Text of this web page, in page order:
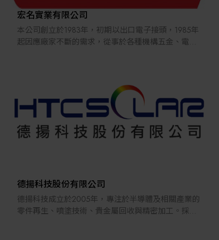
宏名實業有限公司
本公司創立於1983年，初期以出口電子接頭，1985年
起因應廠家不斷的需求，從事於各種機構五金、電子
相輔相成，達到客戶產品附加價值及利潤提升，滿足
最終客戶端。
竭誠歡迎對我們產品有興趣者，
如有任何問題，請聯繫我們E-Mail：
hemming@hemming.com.tw
德揚科技股份有限公司
德揚科技成立於2005年，專注於半導體及相關產業的
零件再生、噴塗技術、貴金屬回收與精密加工。採開